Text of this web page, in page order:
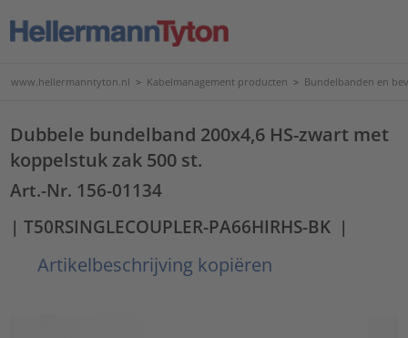
www.hellermanntyton.nl > Kabelmanagement producten > Bundelbanden en
Dubbele bundelband 200x4,6 HS-zwart met
koppelstuk zak 500 st.
Art.-Nr. 156-01134
| T50RSINGLECOUPLER-PA66HIRHS-BK |
Artikelbeschrijving kopiëren